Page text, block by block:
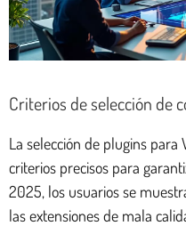
Criterios de selección de
La selección de plugins para
criterios precisos para
2025, los usuarios se
las extensiones de mala